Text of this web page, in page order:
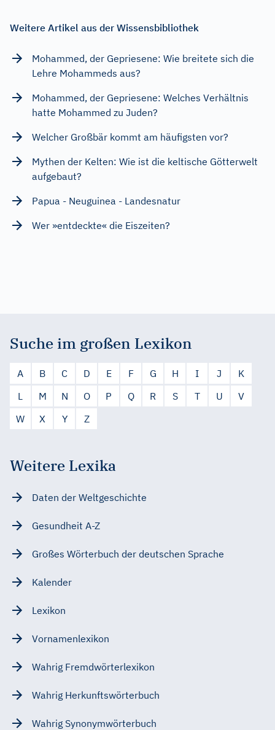
Weitere Artikel aus der Wissensbibliothek
Mohammed, der Gepriesene: Wie breitete sich die
Lehre Mohammeds aus?
Mohammed, der Gepriesene: Welches Verhältnis
hatte Mohammed zu Juden?
Welcher Großbär kommt am häufigsten vor?
Mythen der Kelten: Wie ist die keltische Götterwelt
aufgebaut?
Papua - Neuguinea - Landesnatur
Wer »entdeckte« die Eiszeiten?
Suche im großen Lexikon
A B C D E F G H I J
K
L
M N O P Q R S T U
V
W
X Y Z
Weitere Lexika
Daten der Weltgeschichte
Gesundheit A-Z
Großes Wörterbuch der deutschen Sprache
Kalender
Lexikon
Vornamenlexikon
Wahrig Fremdwörterlexikon
Wahrig Herkunftswörterbuch
Wahrig Synonymwörterbuch